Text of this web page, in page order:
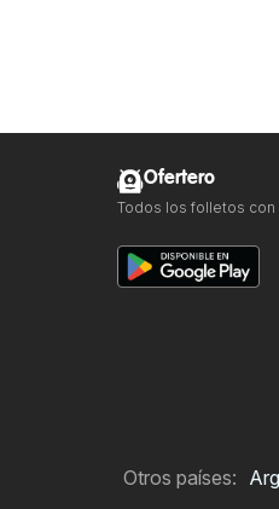
Ofertero
Todos los folletos con
Otros países: